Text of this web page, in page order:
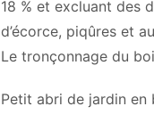
18 % et excluant des
d’écorce, piqûres et
Le tronçonnage du
Petit abri de jardin en